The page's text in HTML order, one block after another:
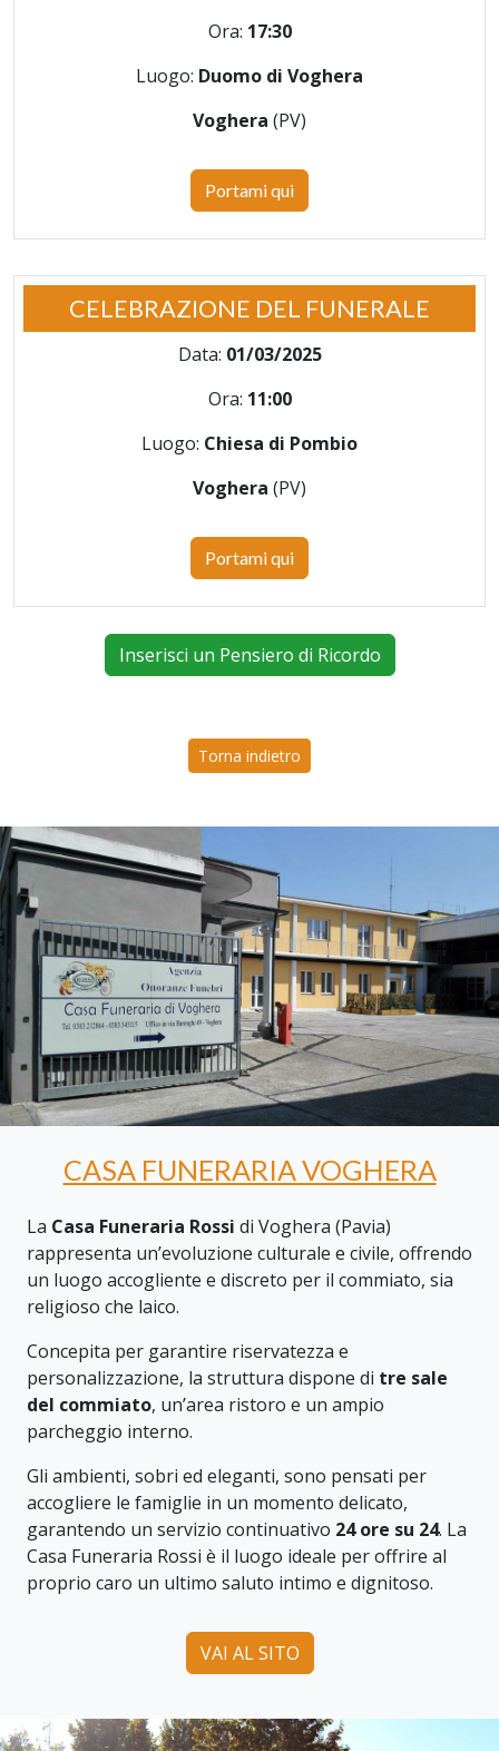
Ora: 17:30
Luogo: Duomo di Voghera
Voghera (PV)
Portami qui
CELEBRAZIONE DEL FUNERALE
Data: 01/03/2025
Ora: 11:00
Luogo: Chiesa di Pombio
Voghera (PV)
Portami qui
Inserisci un Pensiero di Ricordo
Torna indietro
CASA FUNERARIA VOGHERA
La Casa Funeraria Rossi di Voghera (Pavia)
rappresenta un’evoluzione culturale e civile, offrendo
un luogo accogliente e discreto per il commiato, sia
religioso che laico.
Concepita per garantire riservatezza e
personalizzazione, la struttura dispone di tre sale
del commiato, un’area ristoro e un ampio
parcheggio interno.
Gli ambienti, sobri ed eleganti, sono pensati per
accogliere le famiglie in un momento delicato,
garantendo un servizio continuativo 24 ore su 24. La
Casa Funeraria Rossi è il luogo ideale per offrire al
proprio caro un ultimo saluto intimo e dignitoso.
VAI AL SITO